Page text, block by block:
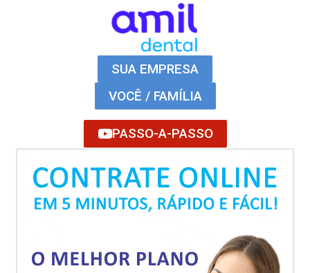
SUA EMPRESA
VOCÊ / FAMÍLIA
PASSO-A-PASSO